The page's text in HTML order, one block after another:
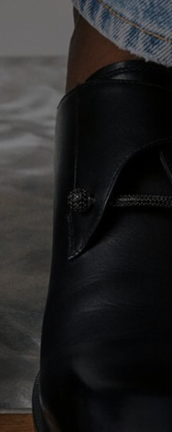
今季のバッグコレクション